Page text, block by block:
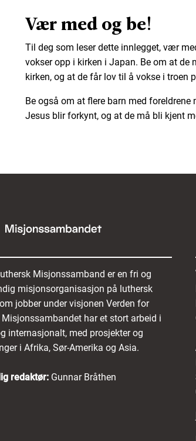
Vær med og be!
Til deg som leser dette innlegget, vær
vokser opp i kirken i Japan. Be om at de
kirken, og at de får lov til å vokse i troen
Be også om at flere barn med foreldrene
Jesus blir forkynt, og at de må bli kjent
Misjonssamband er en fri og
misjonsorganisasjon på luthersk
jobber under visjonen Verden for
Misjonssambandet har et stort arbeid i
internasjonalt, med prosjekter og
i Afrika, Sør-Amerika og Asia.
redaktør: Gunnar Bråthen